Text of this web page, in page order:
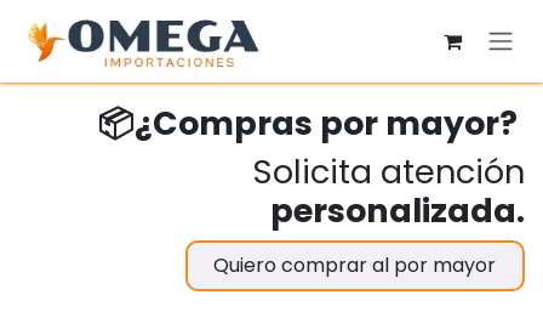
Ir al contenido
📦¿Compras por mayor?
Solicita atención
personalizada.
Quiero comprar al por mayor